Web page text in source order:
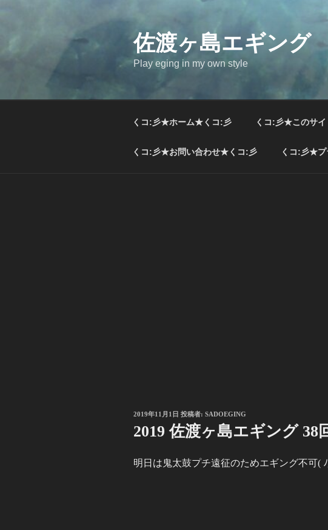
佐渡ヶ島エギング
Play eging in my own style
くコ:彡★ホーム★くコ:彡 くコ:彡★このサ
くコ:彡★お問い合わせ★くコ:彡 くコ:彡★プ
投
日:
2019年11月1日 投稿者: SADOEGING
2019 佐渡ヶ島エギング 38
明日は鬼太鼓プチ遠征のためエギング不可(